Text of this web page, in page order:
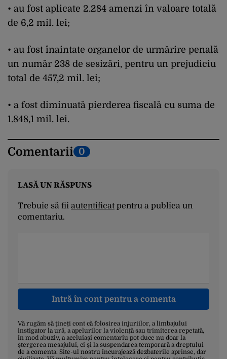
• au fost aplicate 2.284 amenzi în valoare totală
de 6,2 mil. lei;
• au fost înaintate organelor de urmărire penală
un număr 238 de sesizări, pentru un prejudiciu
total de 457,2 mil. lei;
• a fost diminuată pierderea fiscală cu suma de
1.848,1 mil. lei.
Comentarii 0
LASĂ UN RĂSPUNS
Trebuie să fii autentificatpentru a publica un
comentariu.
Intră în cont pentru a comenta
Vă rugăm să țineți cont că folosirea injuriilor, a limbajului
instigator la ură, a apelurilor la violență sau trimiterea repetată,
în mod abuziv, a aceluiași comentariu pot duce nu doar la
ștergerea mesajului, ci și la suspendarea temporară a dreptului
de a comenta. Site-ul nostru încurajează dezbaterile aprinse, dar